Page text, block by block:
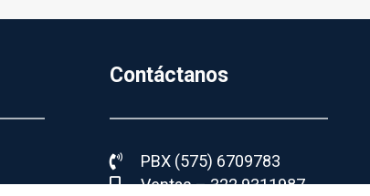
Contáctanos
PBX (575) 6709783
Ventas – 322 9311987